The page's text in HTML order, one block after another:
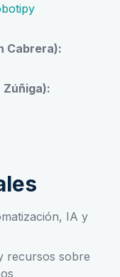
Cabrera):
Zúñiga):
IA y
recursos sobre